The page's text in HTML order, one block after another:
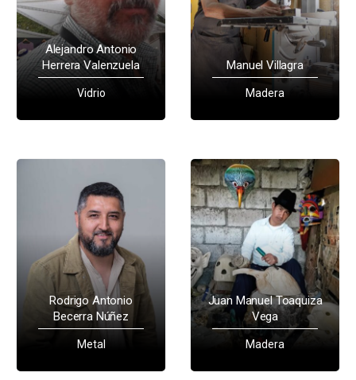
Alejandro Antonio
Herrera Valenzuela
Vidrio
Manuel Villagra
Madera
Rodrigo Antonio
Becerra Núñez
Metal
Juan Manuel Toaquiza
Vega
Madera